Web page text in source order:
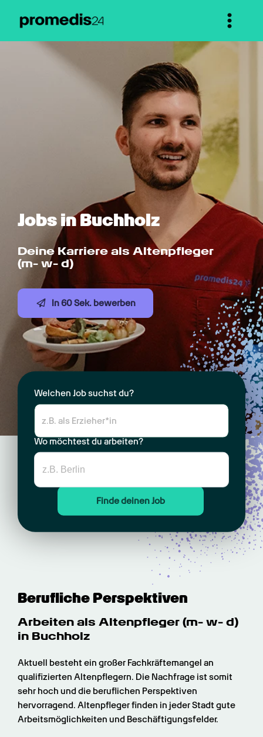
Jobs in Buchholz
Deine Karriere als Altenpfleger
(m- w- d)
In 60 Sek. bewerben
Welchen Job suchst du?
Wo möchtest du arbeiten?
Finde deinen Job
Berufliche Perspektiven
Arbeiten als Altenpfleger (m- w- d)
in Buchholz
Aktuell besteht ein großer Fachkräftemangel an
qualifizierten Altenpflegern. Die Nachfrage ist somit
sehr hoch und die beruflichen Perspektiven
hervorragend. Altenpfleger finden in jeder Stadt gute
Arbeitsmöglichkeiten und Beschäftigungsfelder.